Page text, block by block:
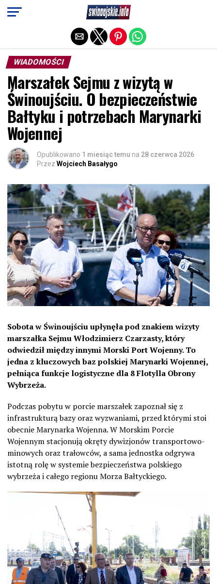
WIADOMOŚCI
Marszałek Sejmu z wizytą w
Świnoujściu. O bezpieczeństwie
Bałtyku i potrzebach Marynarki
Wojennej
Opublikowano 1 miesiąc temu na 28 czerwca 2026
Przez Wojciech Basałygo
Sobota w Świnoujściu upłynęła pod znakiem wizyty
marszałka Sejmu Włodzimierz Czarzasty, który
odwiedził między innymi Morski Port Wojenny. To
jedna z kluczowych baz polskiej Marynarki Wojennej,
pełniąca funkcje logistyczne dla 8 Flotylla Obrony
Wybrzeża.
Podczas pobytu w porcie marszałek zapoznał się z
infrastrukturą bazy oraz wyzwaniami, przed którymi stoi
obecnie Marynarka Wojenna. W Morskim Porcie
Wojennym stacjonują okręty dywizjonów transportowo-
minowych oraz trałowców, a sama jednostka odgrywa
istotną rolę w systemie bezpieczeństwa polskiego
wybrzeża i całego regionu Morza Bałtyckiego.
Exit mobile version